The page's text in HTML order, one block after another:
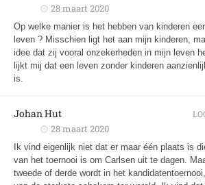
28 maart 2020
Op welke manier is het hebben van kinderen
leven ? Misschien ligt het aan mijn kinderen,
idee dat zij vooral onzekerheden in mijn leven
lijkt mij dat een leven zonder kinderen
is.
Johan Hut
28 maart 2020
Ik vind eigenlijk niet dat er maar één plaats is
van het toernooi is om Carlsen uit te dagen.
tweede of derde wordt in het